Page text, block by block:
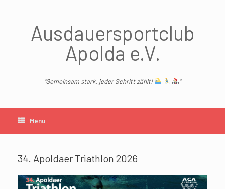
Ausdauersportclub
Apolda e.V.
“Gemeinsam stark, jeder Schritt zählt! ”
Menu
34. Apoldaer Triathlon 2026